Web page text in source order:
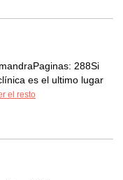
288Si
es el ultimo lugar
el resto